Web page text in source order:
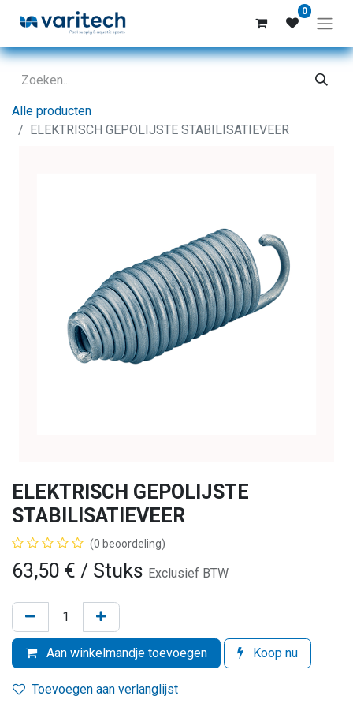
0
Alle producten
ELEKTRISCH GEPOLIJSTE STABILISATIEVEER
ELEKTRISCH GEPOLIJSTE
STABILISATIEVEER
(0 beoordeling)
63,50 € / Stuks Exclusief BTW
Aan winkelmandje toevoegen Koop nu
Toevoegen aan verlanglijst